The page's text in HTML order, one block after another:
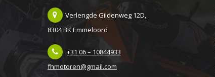
Verlengde Gildenweg 12D,
8304 BK Emmeloord
+31 06 – 10844933
fhmotoren@gmail.com